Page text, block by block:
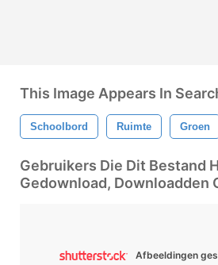
This Image Appears In
Schoolbord Ruimte Groen
Gebruikers Die Dit Bestand
Gedownload, Downloadden
Afbeeldingen